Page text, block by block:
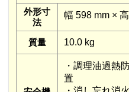
外形寸
法
幅 598 mm ×
質量 10.0 kg
・調理油過熱
置